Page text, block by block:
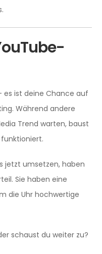
es ist deine Chance auf
Während andere
Trend warten, baust
jetzt umsetzen, haben
Sie haben eine
die Uhr hochwertige
schaust du weiter zu?